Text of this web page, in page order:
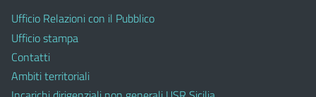
Ufficio Relazioni con il Pubblico
Ufficio stampa
Contatti
Ambiti territoriali